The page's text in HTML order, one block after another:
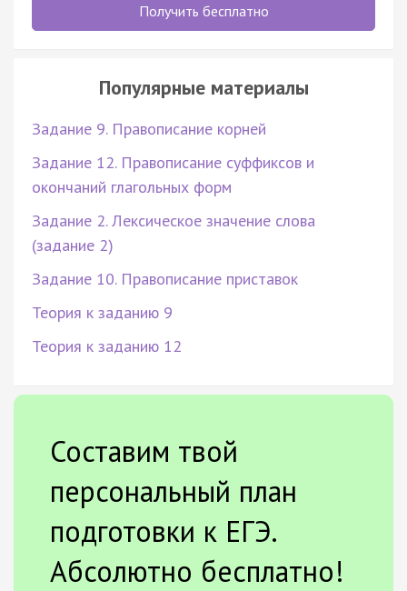
Получить бесплатно
Популярные материалы
Задание 9. Правописание корней
Задание 12. Правописание суффиксов и
окончаний глагольных форм
Задание 2. Лексическое значение слова
(задание 2)
Задание 10. Правописание приставок
Теория к заданию 9
Теория к заданию 12
Составим твой
персональный план
подготовки к ЕГЭ.
Абсолютно бесплатно!